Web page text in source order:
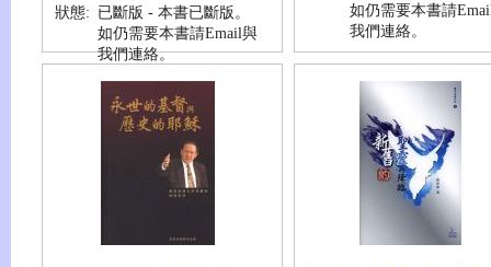
狀態: 已斷版 - 本書已斷版。
如仍需要本書請Email與
我們連絡。
如仍需要本書請
我們連絡。